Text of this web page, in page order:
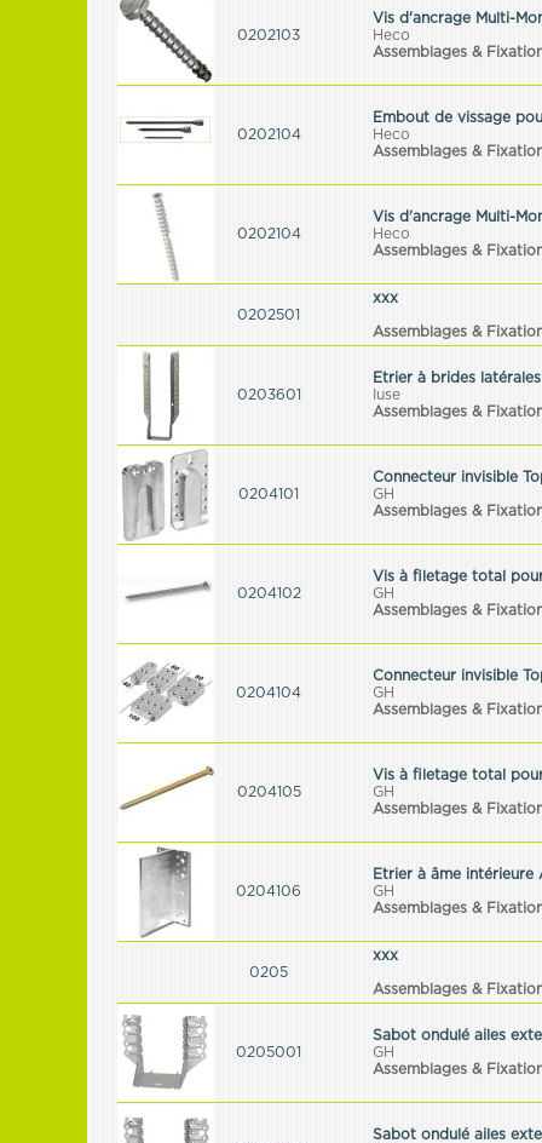
0202103
Vis d'ancrage Multi-
Heco
Assemblages &
0202104
Embout de vissage
Heco
Assemblages &
0202104
Vis d'ancrage Multi-
Heco
Assemblages &
0202501
xxx
Assemblages &
0203601
Etrier à brides
Iuse
Assemblages &
0204101
Connecteur invisible
GH
Assemblages &
0204102
Vis à filetage total
GH
Assemblages &
0204104
Connecteur invisible
GH
Assemblages &
0204105
Vis à filetage total
GH
Assemblages &
0204106
Etrier à âme intérieure
GH
Assemblages &
0205
xxx
Assemblages &
0205001
Sabot ondulé ailes
GH
Assemblages &
Sabot ondulé ailes